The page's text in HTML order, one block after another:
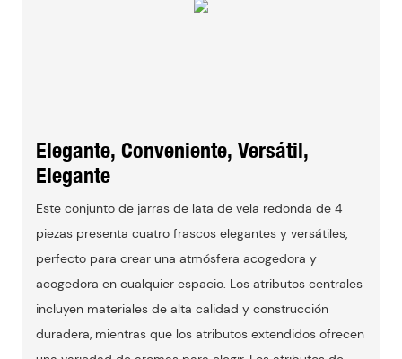
Elegante, Conveniente, Versátil,
Elegante
Este conjunto de jarras de lata de vela redonda de 4
piezas presenta cuatro frascos elegantes y versátiles,
perfecto para crear una atmósfera acogedora y
acogedora en cualquier espacio. Los atributos centrales
incluyen materiales de alta calidad y construcción
duradera, mientras que los atributos extendidos ofrecen